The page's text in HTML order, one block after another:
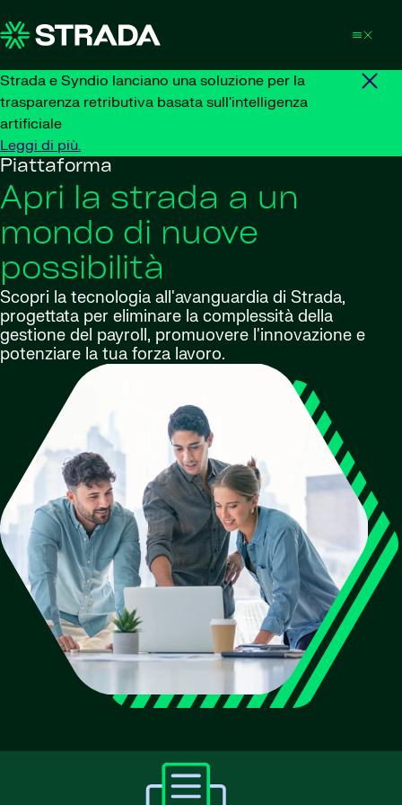
Strada e Syndio lanciano una soluzione per la
trasparenza retributiva basata sull'intelligenza
artificiale
Leggi di più.
Piattaforma
Apri la strada a un
mondo di nuove
possibilità
Scopri la tecnologia all'avanguardia di Strada,
progettata per eliminare la complessità della
gestione del payroll, promuovere l'innovazione e
potenziare la tua forza lavoro.